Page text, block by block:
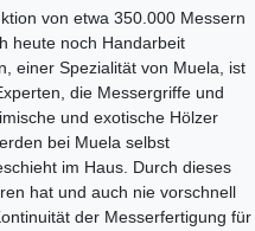
von etwa 350.000 Messern
heute noch Handarbeit
einer Spezialität von Muela, ist
die Messergriffe und
und exotische Hölzer
bei Muela selbst
im Haus. Durch dieses
hat und auch nie vorschnell
der Messerfertigung für